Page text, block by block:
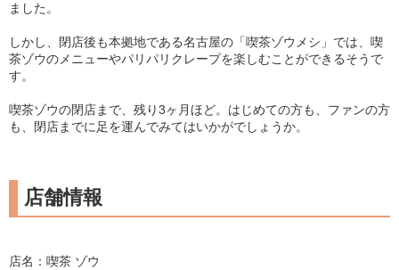
ました。
しかし、閉店後も本拠地である名古屋の「喫茶ゾウメシ」では、喫
茶ゾウのメニューやパリパリクレープを楽しむことができるそうで
す。
喫茶ゾウの閉店まで、残り3ヶ月ほど。はじめての方も、ファンの方
も、閉店までに足を運んでみてはいかがでしょうか。
店舗情報
店名：喫茶 ゾウ